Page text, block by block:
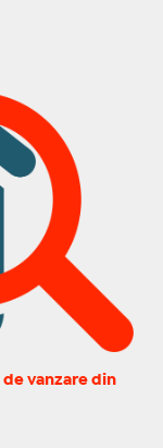
vanzare din